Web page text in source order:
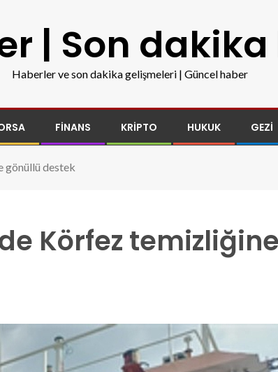
| Son
Haberler ve son dakika gelişmeleri | Güncel haber
FINANS KRIPTO HUKUK GEZI
gönüllü destek
Körfez temizliğine